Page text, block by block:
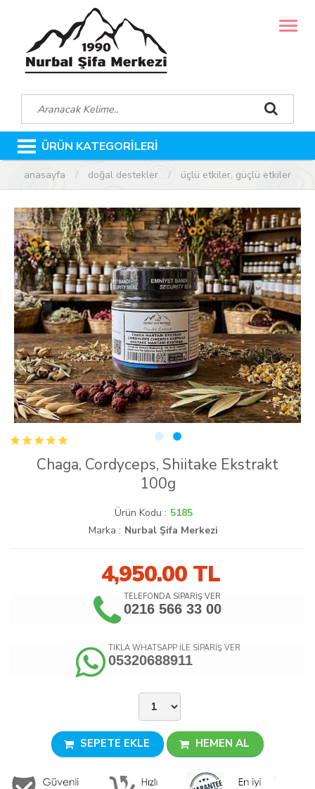
MENÜ
ÜRÜN KATEGORİLERİ
anasayfa doğal destekler üçlü etkiler, güçlü etkiler
Chaga, Cordyceps, Shiitake Ekstrakt
100g
Ürün Kodu : 5185
Marka : Nurbal Şifa Merkezi
4,950.00 TL
TELEFONDA SİPARİŞ VER
0216 566 33 00
TIKLA WHATSAPP İLE SİPARİŞ VER
05320688911
SEPETE EKLE HEMEN AL